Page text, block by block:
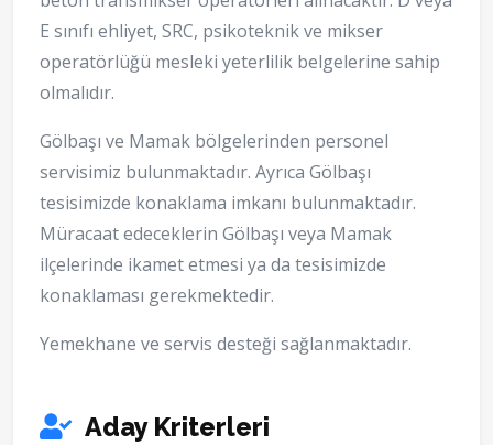
E sınıfı ehliyet, SRC, psikoteknik ve mikser
operatörlüğü mesleki yeterlilik belgelerine sahip
olmalıdır.
Gölbaşı ve Mamak bölgelerinden personel
servisimiz bulunmaktadır. Ayrıca Gölbaşı
tesisimizde konaklama imkanı bulunmaktadır.
Müracaat edeceklerin Gölbaşı veya Mamak
ilçelerinde ikamet etmesi ya da tesisimizde
konaklaması gerekmektedir.
Yemekhane ve servis desteği sağlanmaktadır.
Aday Kriterleri